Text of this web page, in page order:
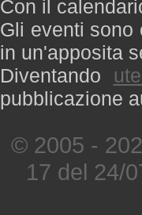
Con il
Gli eventi sono
in un'apposita
Diventando
pubblicazione
© 2005 -
17 del 24/